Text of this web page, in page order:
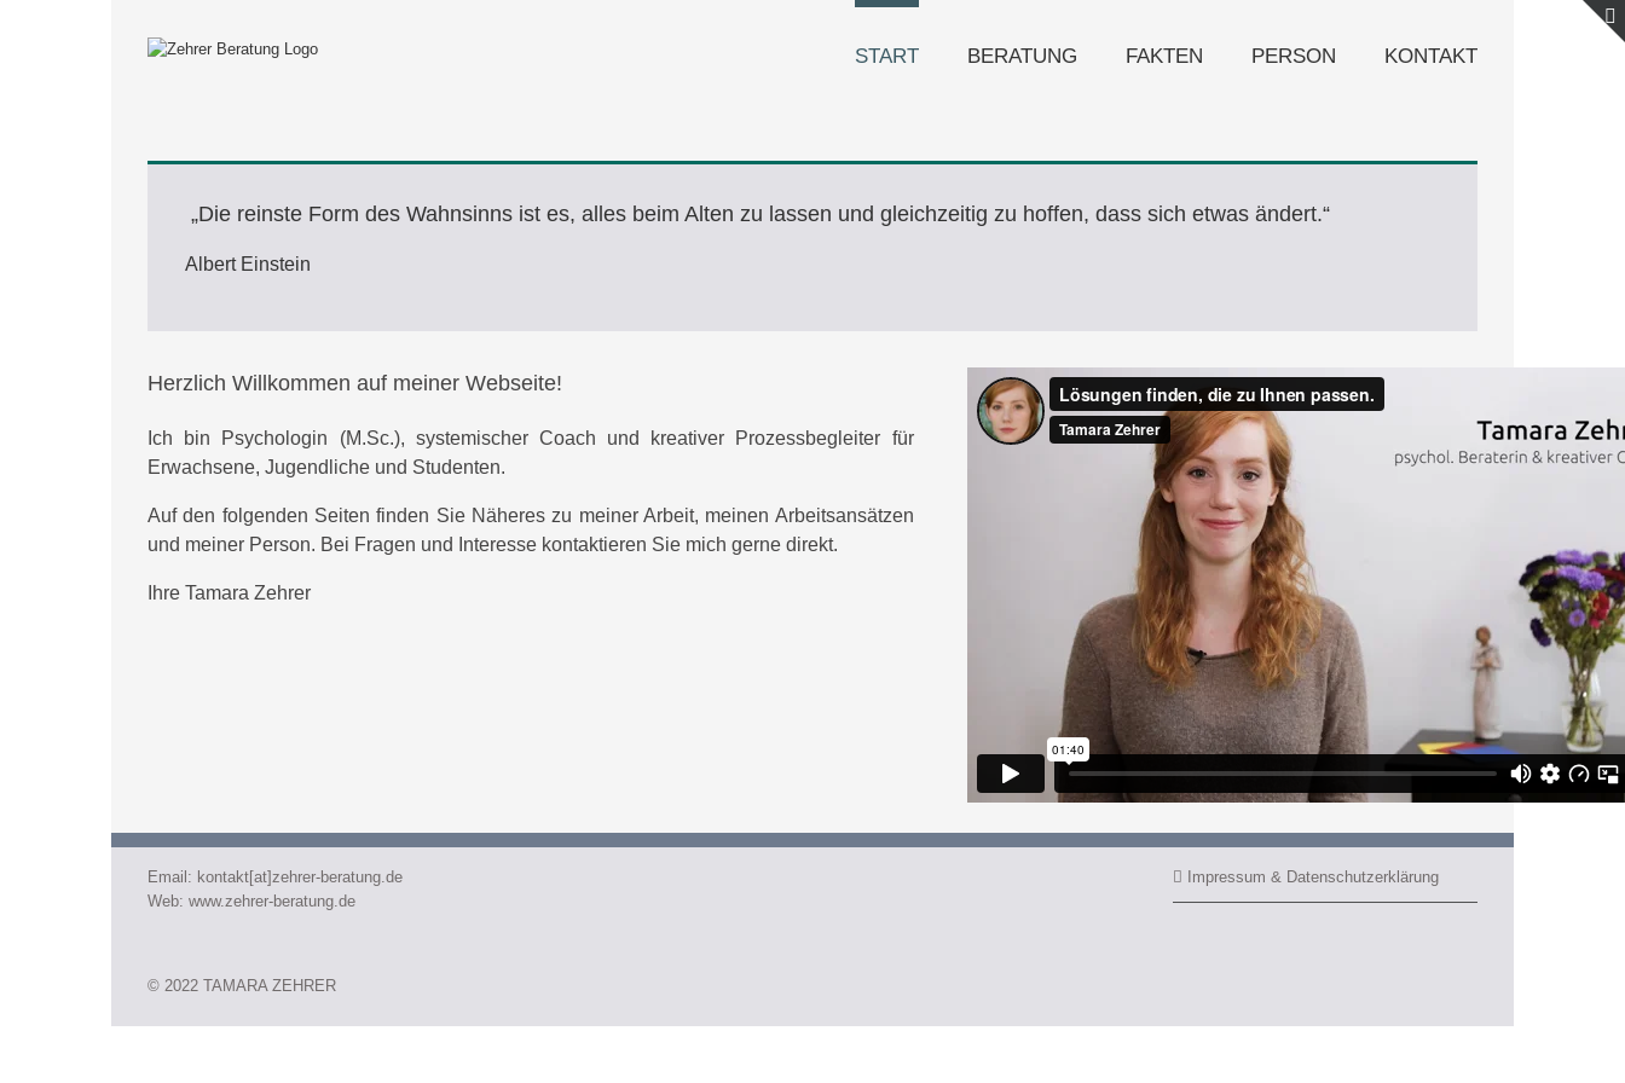
START BERATUNG FAKTEN PERSON KONTAKT
„Die reinste Form des Wahnsinns ist es, alles beim Alten zu lassen und gleichzeitig zu hoffen, dass sich etwas ändert.“
Albert Einstein
Herzlich Willkommen auf meiner Webseite!
Ich bin Psychologin (M.Sc.), systemischerCoach und kreativer Prozessbegleiter für
Erwachsene, Jugendliche und Studenten.
Auf den folgenden Seiten finden Sie Näheres zu meiner Arbeit, meinen Arbeitsansätzen
und meiner Person. Bei Fragen und Interesse kontaktieren Sie mich gerne direkt.
Ihre Tamara Zehrer
Email: kontakt[at]zehrer-beratung.de
Web: www.zehrer-beratung.de
© 2022 TAMARA ZEHRER
Impressum & Datenschutzerklärung